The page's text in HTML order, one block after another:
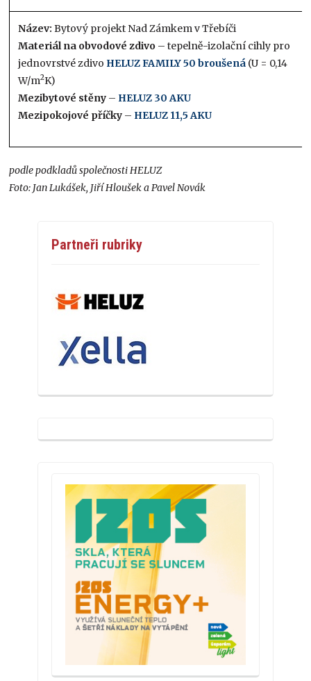
Název: Bytový projekt Nad Zámkem v Třebíči
Materiál na obvodové zdivo – tepelně-izolační cihly pro
jednovrstvé zdivo HELUZ FAMILY 50 broušená (U = 0,14
W/m2K)
Mezibytové stěny – HELUZ 30 AKU
Mezipokojové příčky – HELUZ 11,5 AKU
podle podkladů společnosti HELUZ
Foto: Jan Lukášek, Jiří Hloušek a Pavel Novák
Partneři rubriky